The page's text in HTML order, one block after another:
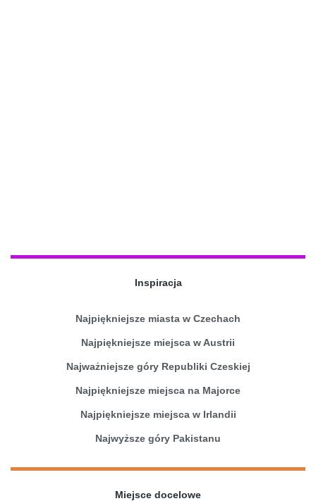
Inspiracja
Najpiękniejsze miasta w Czechach
Najpiękniejsze miejsca w Austrii
Najważniejsze góry Republiki Czeskiej
Najpiękniejsze miejsca na Majorce
Najpiękniejsze miejsca w Irlandii
Najwyższe góry Pakistanu
Miejsce docelowe